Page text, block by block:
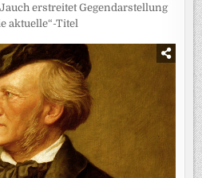
erstreitet Gegendarstellung
aktuelle“-Titel